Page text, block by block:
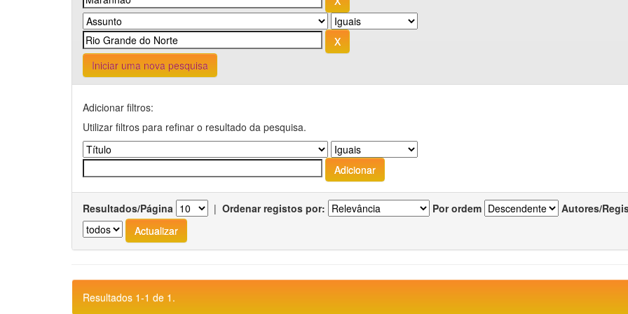
Iniciar uma nova pesquisa
Adicionar filtros:
Utilizar filtros para refinar o resultado da pesquisa.
Resultados/Página | Ordenar registos por: Por ordem Autores/
Resultados 1-1 de 1.